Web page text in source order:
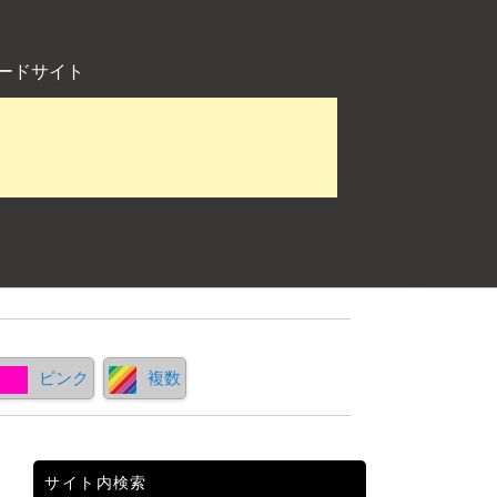
ドサイト
ピンク 複数
サイト内検索